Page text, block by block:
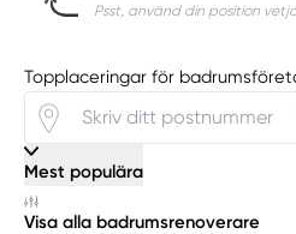
Psst, använd din position
Topplaceringar för
Mest populära
Visa alla badrumsrenoverare